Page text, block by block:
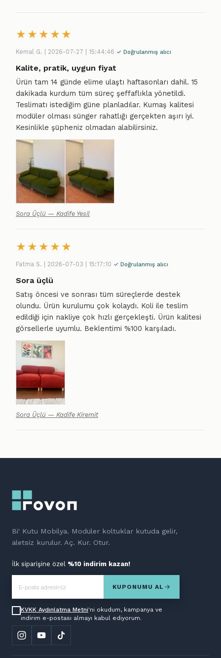
★ ★ ★ ★ ★
Kemal G. | 2026-07-27 | 15:44:46 ✓ Doğrulanmış alıcı
Kalite, pratik, uygun fiyat
Ürün tam 14 günde elime ulaştı haftasonları dahil. 15
dakikada kurdum tüm süreç şeffaflıkla yönetildi.
Teslimatı istediğim güne planladılar. Kumaş kalitesi
modüler olması sünger rahatlığı gerçekten aşırı iyi.
Kesinlikle şüpheniz olmadan alabilirsiniz.
Sora Üçlü — Kadife Yesil
★ ★ ★ ★ ★
Fatma S. | 2026-07-03 | 15:17:10 ✓ Doğrulanmış alıcı
Sora üçlü
Satış öncesi ve sonrası tüm süreçlerde destek
olundu. Ürün kurulumu çok kolaydı. Koli ile teslim
edildiği için nakliye çok hızlı gerçekleşti. Ürün kalitesi
görsellerle uyumlu. Beklentimi %100 karşıladı.
Sora Üçlü — Kadife Kiremit
Bi' Kutu Mobilya. Modüler koltuklar kutuda gelir,
aletsiz kurulur. Aç. Kur. Otur.
İlk siparişine özel %10 indirim kazan!
KUPONUMU AL
KVKK Aydınlatma Metni'ni okudum, kampanya ve
indirim e-postası almayı kabul ediyorum.